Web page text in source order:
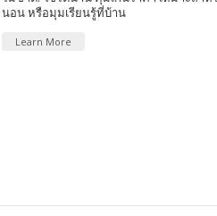
นอน หรือมุมเรียนรู้ที่บ้าน
Learn More